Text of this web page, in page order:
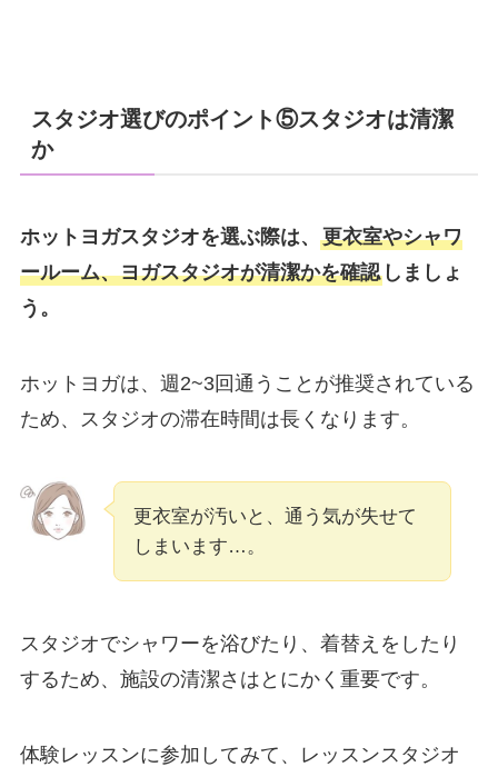
スタジオ選びのポイント⑤スタジオは清潔
か
ホットヨガスタジオを選ぶ際は、 更衣室やシャワ
ールーム、ヨガスタジオが清潔かを確認しましょ
う。
ホットヨガは、週2~3回通うことが推奨されている
ため、スタジオの滞在時間は長くなります。
更衣室が汚いと、通う気が失せて
しまいます…。
スタジオでシャワーを浴びたり、着替えをしたり
するため、施設の清潔さはとにかく重要です。
体験レッスンに参加してみて、レッスンスタジオ